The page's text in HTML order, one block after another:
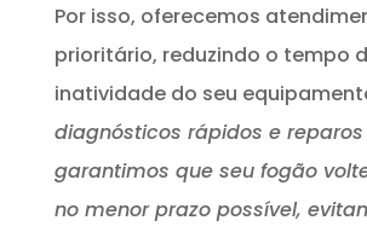
Por isso, oferecemos
prioritário, reduzindo o tempo
inatividade do seu
diagnósticos rápidos e
garantimos que seu fogão
no menor prazo possível,